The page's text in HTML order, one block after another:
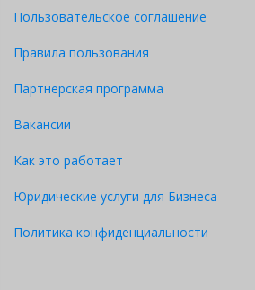
Пользовательское соглашение
Правила пользования
Партнерская программа
Вакансии
Как это работает
Юридические услуги для Бизнеса
Политика конфиденциальности